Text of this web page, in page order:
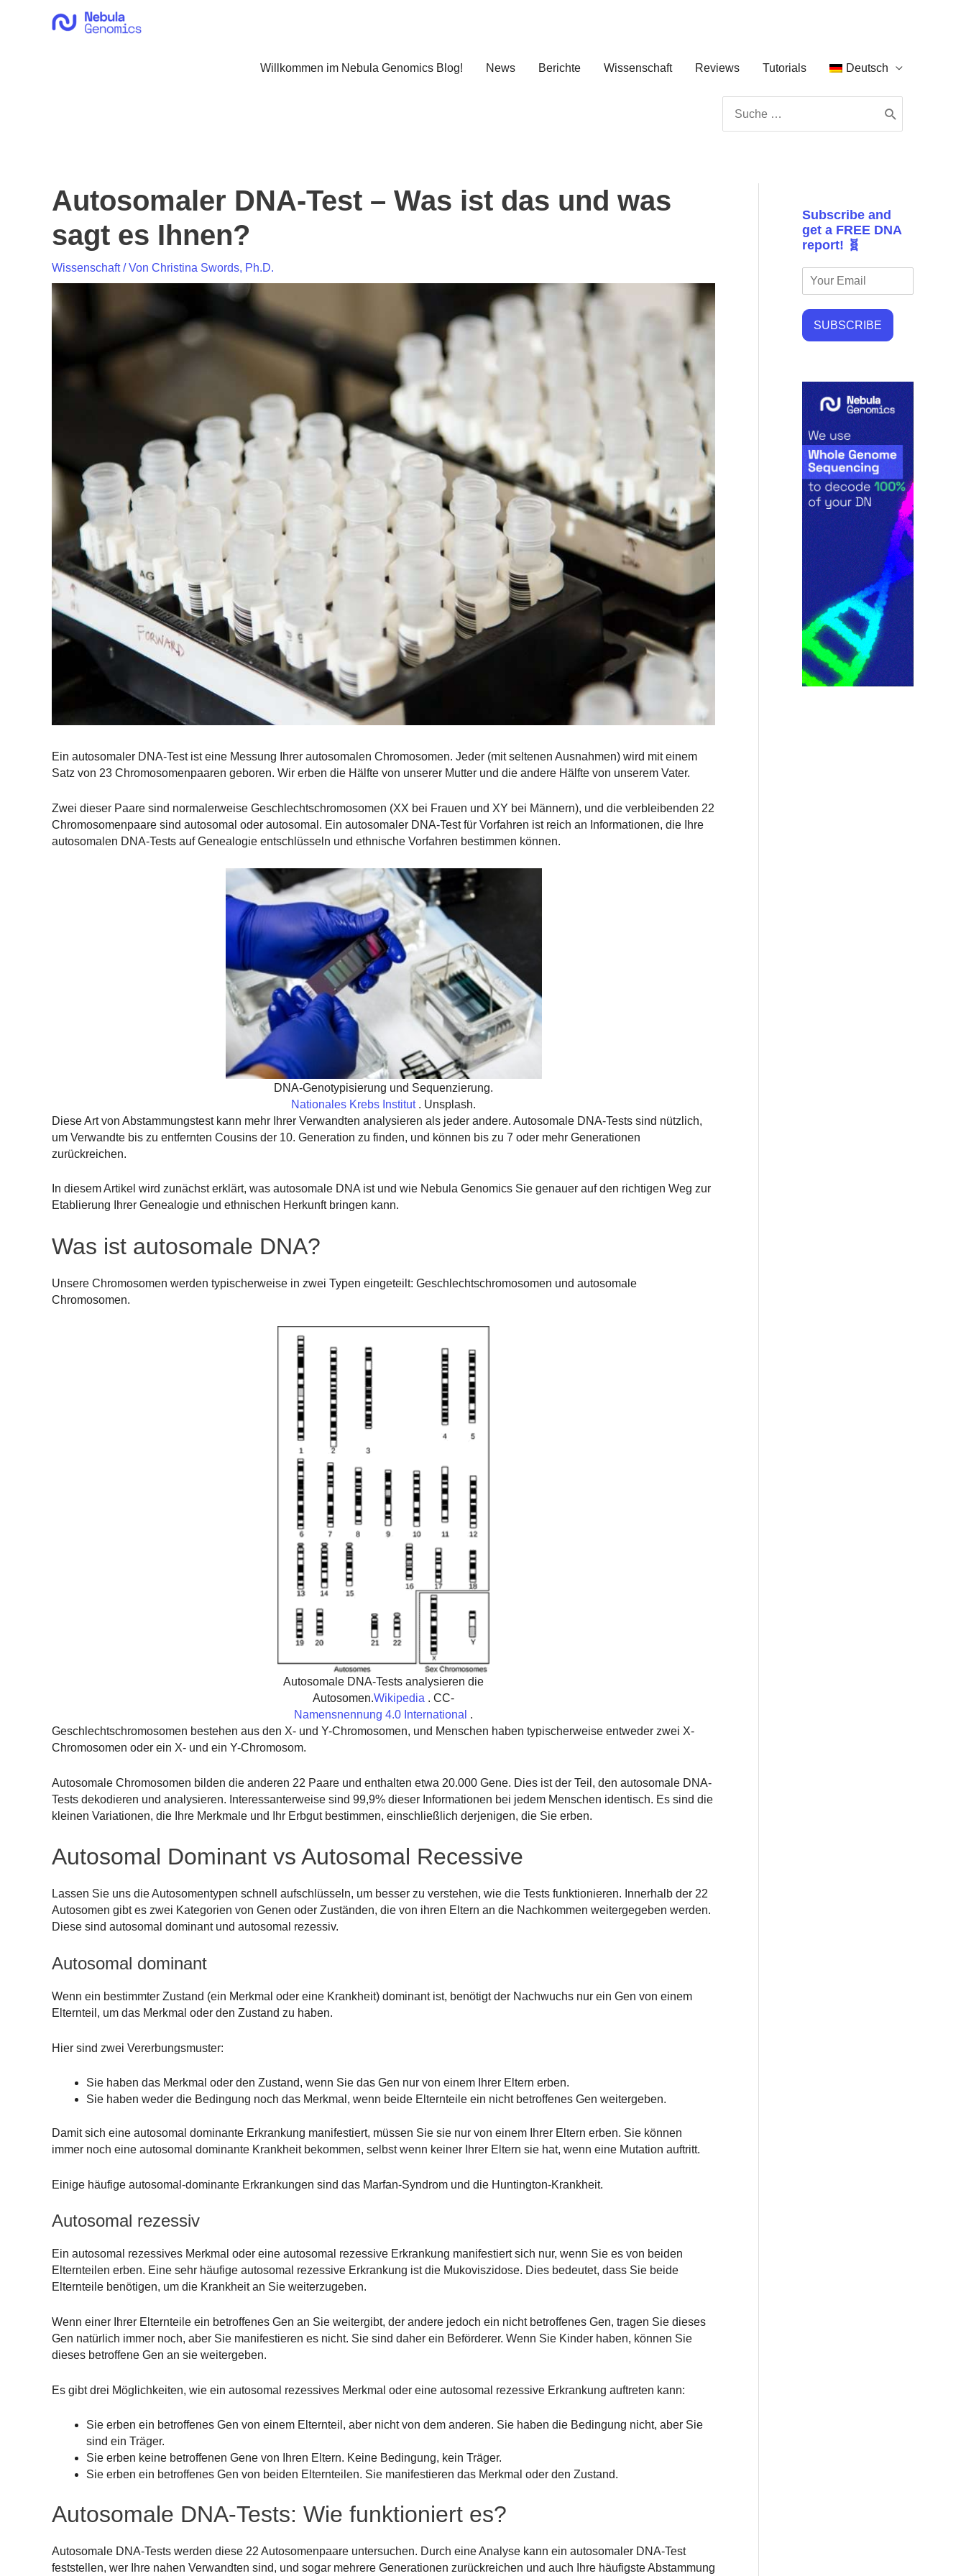
Willkommen im Nebula Genomics Blog! News Berichte Wissenschaft Reviews Tutorials Deutsch
for:
Autosomaler DNA-Test – Was ist das und was
sagt es Ihnen?
Wissenschaft/ Von Christina Swords, Ph.D.
Ein autosomaler DNA-Test ist eine Messung Ihrer autosomalen Chromosomen. Jeder (mit seltenen Ausnahmen) wird mit einem
Satz von 23 Chromosomenpaaren geboren. Wir erben die Hälfte von unserer Mutter und die andere Hälfte von unserem Vater.
Zwei dieser Paare sind normalerweise Geschlechtschromosomen (XX bei Frauen und XY bei Männern), und die verbleibenden 22
Chromosomenpaare sind autosomal oder autosomal. Ein autosomaler DNA-Test für Vorfahren ist reich an Informationen, die Ihre
autosomalen DNA-Tests auf Genealogie entschlüsseln und ethnische Vorfahren bestimmen können.
DNA-Genotypisierung und Sequenzierung.
Nationales Krebs Institut. Unsplash.
Diese Art von Abstammungstest kann mehr Ihrer Verwandten analysieren als jeder andere. Autosomale DNA-Tests sind nützlich,
um Verwandte bis zu entfernten Cousins der 10. Generation zu finden, und können bis zu 7 oder mehr Generationen
zurückreichen.
In diesem Artikel wird zunächst erklärt, was autosomale DNA ist und wie Nebula Genomics Sie genauer auf den richtigen Weg zur
Etablierung Ihrer Genealogie und ethnischen Herkunft bringen kann.
Was ist autosomale DNA?
Unsere Chromosomen werden typischerweise in zwei Typen eingeteilt: Geschlechtschromosomen und autosomale
Chromosomen.
Autosomale DNA-Tests analysieren die
Autosomen.Wikipedia . CC-
Namensnennung 4.0 International .
Geschlechtschromosomen bestehen aus den X- und Y-Chromosomen, und Menschen haben typischerweise entweder zwei X-
Chromosomen oder ein X- und ein Y-Chromosom.
Autosomale Chromosomen bilden die anderen 22 Paare und enthalten etwa 20.000 Gene. Dies ist der Teil, den autosomale DNA-
Tests dekodieren und analysieren. Interessanterweise sind 99,9% dieser Informationen bei jedem Menschen identisch. Es sind die
kleinen Variationen, die Ihre Merkmale und Ihr Erbgut bestimmen, einschließlich derjenigen, die Sie erben.
Autosomal Dominant vs Autosomal Recessive
Lassen Sie uns die Autosomentypen schnell aufschlüsseln, um besser zu verstehen, wie die Tests funktionieren. Innerhalb der 22
Autosomen gibt es zwei Kategorien von Genen oder Zuständen, die von ihren Eltern an die Nachkommen weitergegeben werden.
Diese sind autosomal dominant und autosomal rezessiv.
Autosomal dominant
Wenn ein bestimmter Zustand (ein Merkmal oder eine Krankheit) dominant ist, benötigt der Nachwuchs nur ein Gen von einem
Elternteil, um das Merkmal oder den Zustand zu haben.
Hier sind zwei Vererbungsmuster:
Sie haben das Merkmal oder den Zustand, wenn Sie das Gen nur von einem Ihrer Eltern erben.
Sie haben weder die Bedingung noch das Merkmal, wenn beide Elternteile ein nicht betroffenes Gen weitergeben.
Damit sich eine autosomal dominante Erkrankung manifestiert, müssen Sie sie nur von einem Ihrer Eltern erben. Sie können
immer noch eine autosomal dominante Krankheit bekommen, selbst wenn keiner Ihrer Eltern sie hat, wenn eine Mutation auftritt.
Einige häufige autosomal-dominante Erkrankungen sind das Marfan-Syndrom und die Huntington-Krankheit.
Autosomal rezessiv
Ein autosomal rezessives Merkmal oder eine autosomal rezessive Erkrankung manifestiert sich nur, wenn Sie es von beiden
Elternteilen erben. Eine sehr häufige autosomal rezessive Erkrankung ist die Mukoviszidose. Dies bedeutet, dass Sie beide
Elternteile benötigen, um die Krankheit an Sie weiterzugeben.
Wenn einer Ihrer Elternteile ein betroffenes Gen an Sie weitergibt, der andere jedoch ein nicht betroffenes Gen, tragen Sie dieses
Gen natürlich immer noch, aber Sie manifestieren es nicht. Sie sind daher ein Beförderer. Wenn Sie Kinder haben, können Sie
dieses betroffene Gen an sie weitergeben.
Es gibt drei Möglichkeiten, wie ein autosomal rezessives Merkmal oder eine autosomal rezessive Erkrankung auftreten kann:
Sie erben ein betroffenes Gen von einem Elternteil, aber nicht von dem anderen. Sie haben die Bedingung nicht, aber Sie
sind ein Träger.
Sie erben keine betroffenen Gene von Ihren Eltern. Keine Bedingung, kein Träger.
Sie erben ein betroffenes Gen von beiden Elternteilen. Sie manifestieren das Merkmal oder den Zustand.
Autosomale DNA-Tests: Wie funktioniert es?
Autosomale DNA-Tests werden diese 22 Autosomenpaare untersuchen. Durch eine Analyse kann ein autosomaler DNA-Test
feststellen, wer Ihre nahen Verwandten sind, und sogar mehrere Generationen zurückreichen und auch Ihre häufigste Abstammung
Subscribe and
get a FREE DNA
report! 🧬
SUBSCRIBE